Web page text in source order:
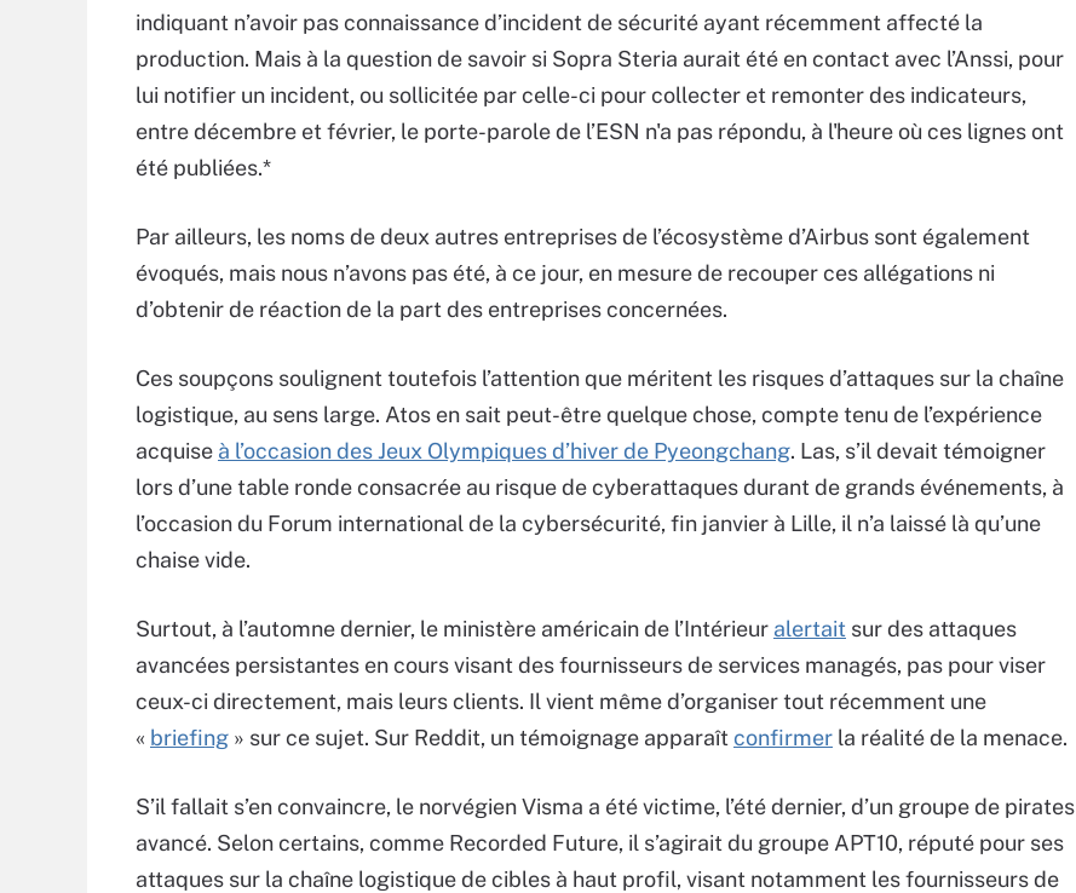
indiquant n’avoir pas connaissance d’incident de sécurité ayant récemment affecté la
production. Mais à la question de savoir si Sopra Steria aurait été en contact avec l’Anssi, pour
lui notifier un incident, ou sollicitée par celle-ci pour collecter et remonter des indicateurs,
entre décembre et février, le porte-parole de l’ESN n'a pas répondu, à l'heure où ces lignes ont
été publiées.*
Par ailleurs, les noms de deux autres entreprises de l’écosystème d’Airbus sont également
évoqués, mais nous n’avons pas été, à ce jour, en mesure de recouper ces allégations ni
d’obtenir de réaction de la part des entreprises concernées.
Ces soupçons soulignent toutefois l’attention que méritent les risques d’attaques sur la chaîne
logistique, au sens large. Atos en sait peut-être quelque chose, compte tenu de l’expérience
acquise à l’occasion des Jeux Olympiques d’hiver de Pyeongchang. Las, s’il devait témoigner
lors d’une table ronde consacrée au risque de cyberattaques durant de grands événements, à
l’occasion du Forum international de la cybersécurité, fin janvier à Lille, il n’a laissé là qu’une
chaise vide.
Surtout, à l’automne dernier, le ministère américain de l’Intérieur alertait sur des attaques
avancées persistantes en cours visant des fournisseurs de services managés, pas pour viser
ceux-ci directement, mais leurs clients. Il vient même d’organiser tout récemment une
« briefing » sur ce sujet. Sur Reddit, un témoignage apparaît confirmer la réalité de la menace.
S’il fallait s’en convaincre, le norvégien Visma a été victime, l’été dernier, d’un groupe de pirates
avancé. Selon certains, comme Recorded Future, il s’agirait du groupe APT10, réputé pour ses
attaques sur la chaîne logistique de cibles à haut profil, visant notamment les fournisseurs de